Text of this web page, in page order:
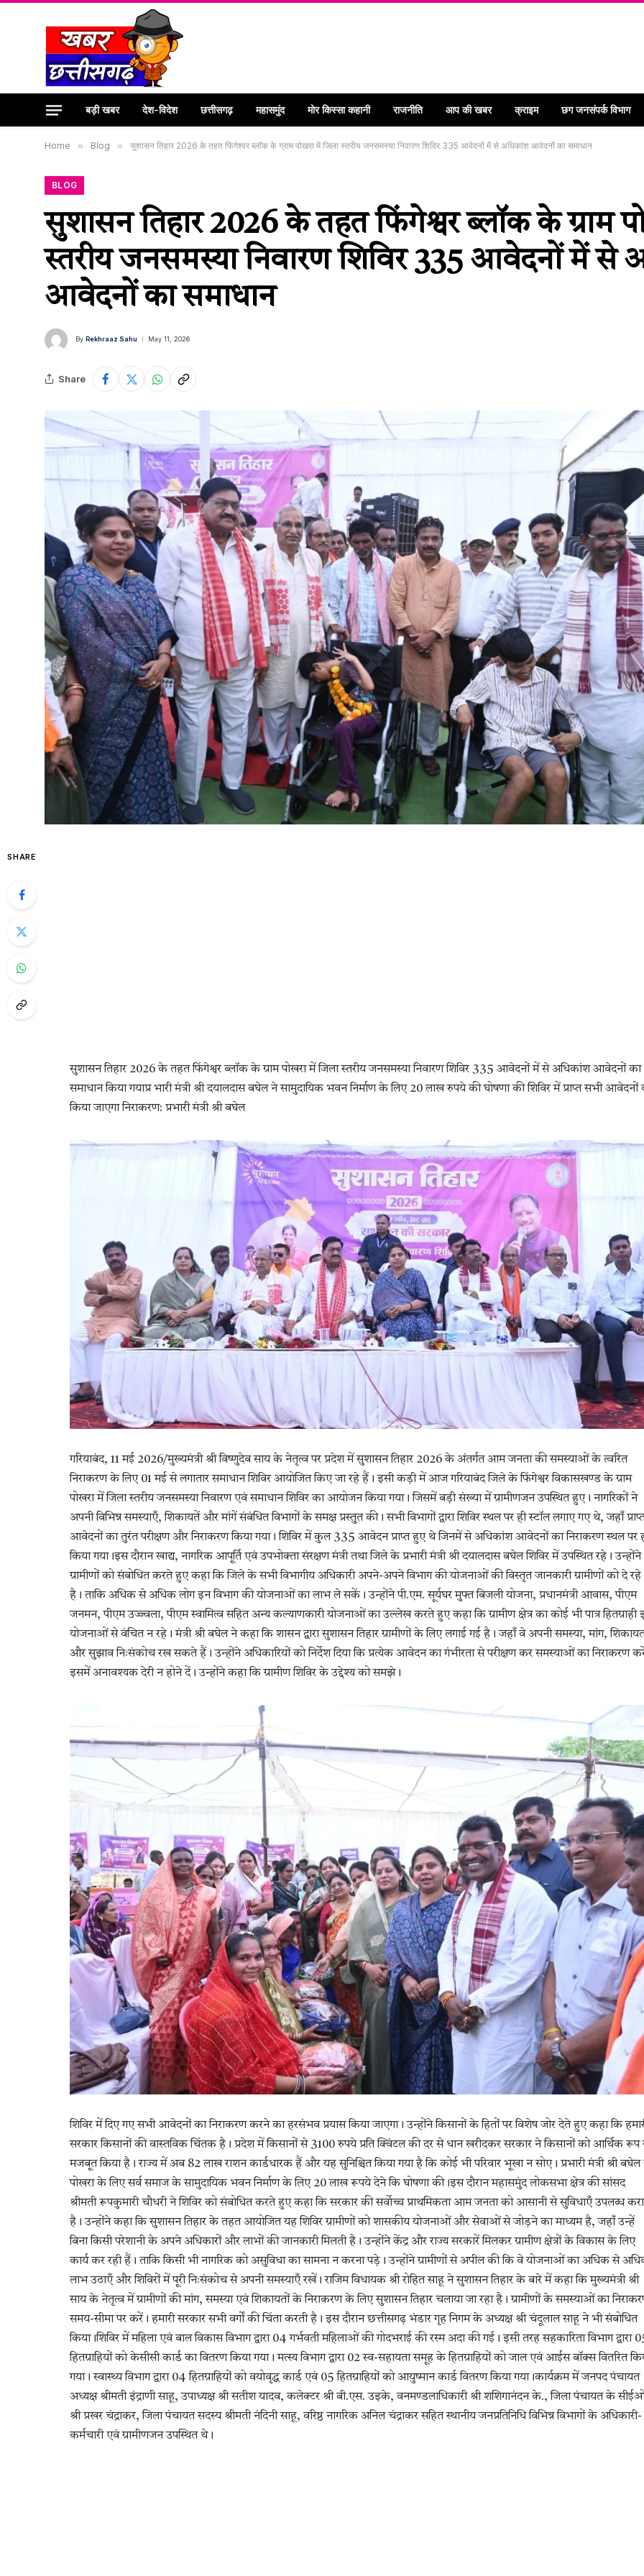
बड़ी खबर देश-विदेश छत्तीसगढ़ महासमुंद मोर किस्सा कहानी राजनीति आप की खबर क्राइम छग जनसंपर्क विभाग
Home » Blog » सुशासन तिहार 2026 के तहत फिंगेश्वर ब्लॉक के ग्राम पोखरा में जिला स्तरीय जनसमस्या निवारण शिविर 335 आवेदनों में से अधिकांश आवेदनों का समाधान
BLOG
सुशासन तिहार 2026 के तहत फिंगेश्वर ब्लॉक के ग्राम
स्तरीय जनसमस्या निवारण शिविर 335 आवेदनों में से
आवेदनों का समाधान
By Rekhraaz Sahu May 11, 2026
Share
SHARE
सुशासन तिहार 2026 के तहत फिंगेश्वर ब्लॉक के ग्राम पोखरा में जिला स्तरीय जनसमस्या निवारण शिविर 335 आवेदनों में से अधिकांश आवेदनों का
समाधान किया गयाप्र भारी मंत्री श्री दयालदास बघेल ने सामुदायिक भवन निर्माण के लिए 20 लाख रुपये की घोषणा की शिविर में प्राप्त सभी आवेदनों
किया जाएगा निराकरण: प्रभारी मंत्री श्री बघेल
गरियाबंद, 11 मई 2026/मुख्यमंत्री श्री विष्णुदेव साय के नेतृत्व पर प्रदेश में सुशासन तिहार 2026 के अंतर्गत आम जनता की समस्याओं के त्वरित
निराकरण के लिए 01 मई से लगातार समाधान शिविर आयोजित किए जा रहे हैं। इसी कड़ी में आज गरियाबंद जिले के फिंगेश्वर विकासखण्ड के ग्राम
पोखरा में जिला स्तरीय जनसमस्या निवारण एवं समाधान शिविर का आयोजन किया गया। जिसमें बड़ी संख्या में ग्रामीणजन उपस्थित हुए। नागरिकों ने
अपनी विभिन्न समस्याएँ, शिकायतें और मांगें संबंधित विभागों के समक्ष प्रस्तुत की। सभी विभागों द्वारा शिविर स्थल पर ही स्टॉल लगाए गए थे, जहाँ
आवेदनों का तुरंत परीक्षण और निराकरण किया गया। शिविर में कुल 335 आवेदन प्राप्त हुए थे जिनमें से अधिकांश आवेदनों का निराकरण स्थल पर
किया गया।इस दौरान खाद्य, नागरिक आपूर्ति एवं उपभोक्ता संरक्षण मंत्री तथा जिले के प्रभारी मंत्री श्री दयालदास बघेल शिविर में उपस्थित रहे। उन्होंने
ग्रामीणों को संबोधित करते हुए कहा कि जिले के सभी विभागीय अधिकारी अपने-अपने विभाग की योजनाओं की विस्तृत जानकारी ग्रामीणों को दे रहे
है। ताकि अधिक से अधिक लोग इन विभाग की योजनाओं का लाभ ले सकें। उन्होंने पी.एम. सूर्यघर मुफ्त बिजली योजना, प्रधानमंत्री आवास, पीएम
जनमन, पीएम उज्ज्वला, पीएम स्वामित्व सहित अन्य कल्याणकारी योजनाओं का उल्लेख करते हुए कहा कि ग्रामीण क्षेत्र का कोई भी पात्र हितग्राही
योजनाओं से वंचित न रहे। मंत्री श्री बघेल ने कहा कि शासन द्वारा सुशासन तिहार ग्रामीणों के लिए लगाई गई है। जहाँ वे अपनी समस्या, मांग,
और सुझाव निःसंकोच रख सकते हैं। उन्होंने अधिकारियों को निर्देश दिया कि प्रत्येक आवेदन का गंभीरता से परीक्षण कर समस्याओं का निराकरण
इसमें अनावश्यक देरी न होने दें। उन्होंने कहा कि ग्रामीण शिविर के उद्देश्य को समझे।
शिविर में दिए गए सभी आवेदनों का निराकरण करने का हरसंभव प्रयास किया जाएगा। उन्होंने किसानों के हितों पर विशेष जोर देते हुए कहा कि
सरकार किसानों की वास्तविक चिंतक है। प्रदेश में किसानों से 3100 रुपये प्रति क्विंटल की दर से धान खरीदकर सरकार ने किसानों को आर्थिक रूप
मजबूत किया है। राज्य में अब 82 लाख राशन कार्डधारक हैं और यह सुनिश्चित किया गया है कि कोई भी परिवार भूखा न सोए। प्रभारी मंत्री श्री बघेल
पोखरा के लिए सर्व समाज के सामुदायिक भवन निर्माण के लिए 20 लाख रूपये देने कि घोषणा की।इस दौरान महासमुंद लोकसभा क्षेत्र की सांसद
श्रीमती रूपकुमारी चौधरी ने शिविर को संबोधित करते हुए कहा कि सरकार की सर्वाेच्च प्राथमिकता आम जनता को आसानी से सुविधाएँ उपलब्ध
है। उन्होंने कहा कि सुशासन तिहार के तहत आयोजित यह शिविर ग्रामीणों को शासकीय योजनाओं और सेवाओं से जोड़ने का माध्यम है, जहाँ उन्हें
बिना किसी परेशानी के अपने अधिकारों और लाभों की जानकारी मिलती है। उन्होंने केंद्र और राज्य सरकारें मिलकर ग्रामीण क्षेत्रों के विकास के लिए
कार्य कर रही हैं। ताकि किसी भी नागरिक को असुविधा का सामना न करना पड़े। उन्होंने ग्रामीणों से अपील की कि वे योजनाओं का अधिक से
लाभ उठाएँ और शिविरों में पूरी निःसंकोच से अपनी समस्याएँ रखें। राजिम विधायक श्री रोहित साहू ने सुशासन तिहार के बारे में कहा कि मुख्यमंत्री श्री
साय के नेतृत्व में ग्रामीणों की मांग, समस्या एवं शिकायतों के निराकरण के लिए सुशासन तिहार चलाया जा रहा है। ग्रामीणों के समस्याओं का
समय-सीमा पर करें। हमारी सरकार सभी वर्गों की चिंता करती है। इस दौरान छत्तीसगढ़ भंडार गृह निगम के अध्यक्ष श्री चंदूलाल साहू ने भी संबोधित
किया।शिविर में महिला एवं बाल विकास विभाग द्वारा 04 गर्भवती महिलाओं की गोदभराई की रस्म अदा की गई। इसी तरह सहकारिता विभाग द्वारा
हितग्राहियों को केसीसी कार्ड का वितरण किया गया। मत्स्य विभाग द्वारा 02 स्व-सहायता समूह के हितग्राहियों को जाल एवं आईस बॉक्स वितरित
गया। स्वास्थ्य विभाग द्वारा 04 हितग्राहियों को वयोवृद्ध कार्ड एवं 05 हितग्राहियों को आयुष्मान कार्ड वितरण किया गया।कार्यक्रम में जनपद पंचायत
अध्यक्ष श्रीमती इंद्राणी साहू, उपाध्यक्ष श्री सतीश यादव, कलेक्टर श्री बी.एस. उइके, वनमण्डलाधिकारी श्री शशिगानंदन के., जिला पंचायत के
श्री प्रखर चंद्राकर, जिला पंचायत सदस्य श्रीमती नंदिनी साहू, वरिष्ठ नागरिक अनिल चंद्राकर सहित स्थानीय जनप्रतिनिधि विभिन्न विभागों के अधिकारी-
कर्मचारी एवं ग्रामीणजन उपस्थित थे।